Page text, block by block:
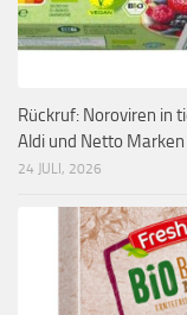
Rückruf: Noroviren in
Aldi und Netto
24 JULI, 2026